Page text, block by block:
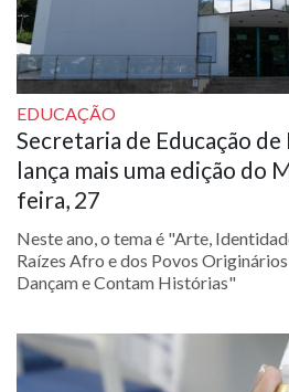
EDUCAÇÃO
Secretaria de Educação
lança mais uma edição do
feira, 27
Neste ano, o tema é "Arte,
Raízes Afro e dos Povos Originários
Dançam e Contam Histórias"